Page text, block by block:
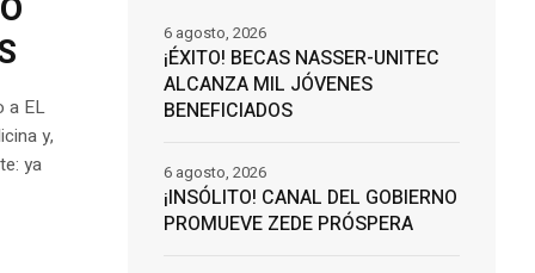
a EL
y,
ya
¡ÉXITO! BECAS NASSER-UNITEC
ALCANZA MIL JÓVENES
BENEFICIADOS
6 agosto, 2026
¡INSÓLITO! CANAL DEL GOBIERNO
PROMUEVE ZEDE PRÓSPERA
6 agosto, 2026